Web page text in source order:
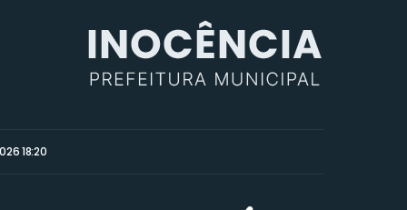
18:20